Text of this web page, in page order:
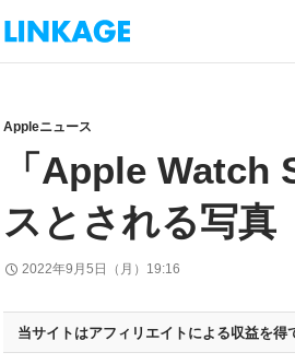
Appleニュース
「Apple Watch
スとされる写真
2022年9月5日（月）19:16
当サイトはアフィリエイトによる収益を得